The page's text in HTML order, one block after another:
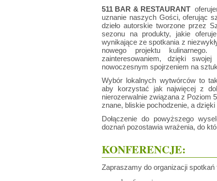
511 BAR & RESTAURANT
uznanie naszych Gości, oferując
dzieło autorskie tworzone przez
sezonu na produkty, jakie
wynikające ze spotkania z
nowego projektu
zainteresowaniem, dzięki
nowoczesnym spojrzeniem na
Wybór lokalnych wytwórców to
aby korzystać jak najwięcej z
nierozerwalnie związana z Poziom
znane, bliskie pochodzenie, a
Dołączenie do powyższego
doznań pozostawia wrażenia, do
KONFERENCJE:
Zapraszamy do organizacji